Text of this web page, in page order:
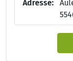
Adresse: